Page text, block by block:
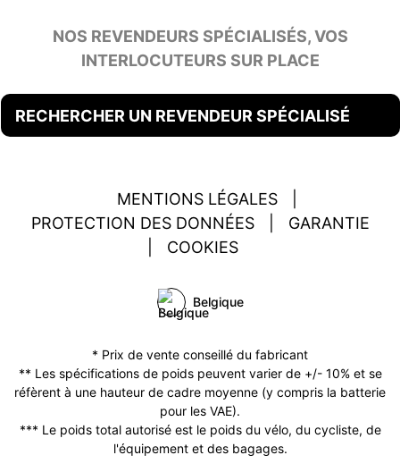
NOS REVENDEURS SPÉCIALISÉS, VOS
INTERLOCUTEURS SUR PLACE
RECHERCHER UN REVENDEUR SPÉCIALISÉ
MENTIONS LÉGALES
PROTECTION DES DONNÉES
GARANTIE
COOKIES
Belgique
* Prix de vente conseillé du fabricant
** Les spécifications de poids peuvent varier de +/- 10% et se
réfèrent à une hauteur de cadre moyenne (y compris la batterie
pour les VAE).
*** Le poids total autorisé est le poids du vélo, du cycliste, de
l'équipement et des bagages.